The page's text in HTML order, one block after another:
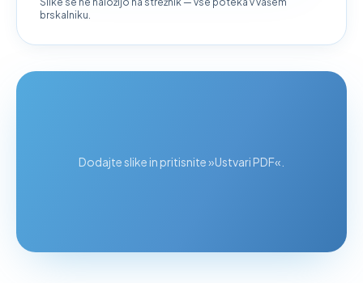
brskalniku.
Dodajte slike in pritisnite »Ustvari PDF«.